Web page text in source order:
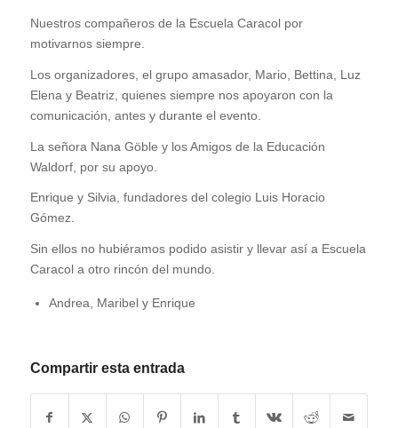
Nuestros compañeros de la Escuela Caracol por
motivarnos siempre.
Los organizadores, el grupo amasador, Mario, Bettina, Luz
Elena y Beatriz, quienes siempre nos apoyaron con la
comunicación, antes y durante el evento.
La señora Nana Göble y los Amigos de la Educación
Waldorf, por su apoyo.
Enrique y Silvia, fundadores del colegio Luis Horacio
Gómez.
Sin ellos no hubiéramos podido asistir y llevar así a Escuela
Caracol a otro rincón del mundo.
Andrea, Maribel y Enrique
Compartir esta entrada